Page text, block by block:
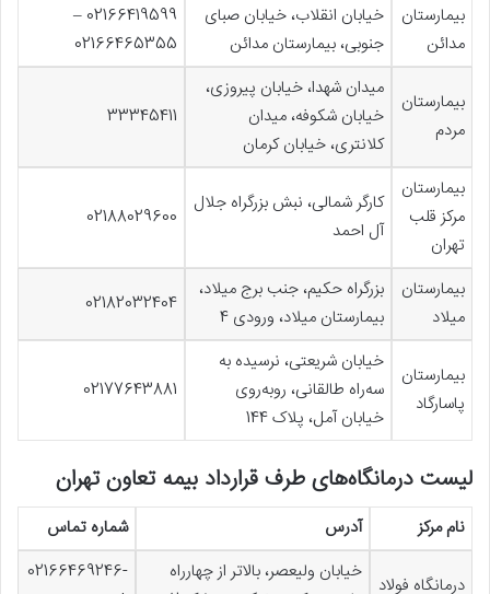
بیمارستان
مدائن
خیابان انقلاب، خیابان صبای
جنوبی، بیمارستان مدائن
02166419599 –
02166465355
بیمارستان
مردم
میدان شهدا، خیابان پیروزی،
خیابان شکوفه، میدان
کلانتری، خیابان کرمان
33345411
بیمارستان
مرکز قلب
تهران
کارگر شمالی، نبش بزرگراه جلال
آل احمد
02188029600
بیمارستان
میلاد
بزرگراه حکیم، جنب برج میلاد،
بیمارستان میلاد، ورودی 4
02182032404
بیمارستان
پاسارگاد
خیابان شریعتی، نرسیده به
سه‌راه طالقانی، روبه‌روی
خیابان آمل، پلاک 144
02177643881
لیست درمانگاه‌های طرف قرارداد بیمه تعاون تهران
نام مرکز آدرس شماره تماس
درمانگاه فولاد
خیابان ولیعصر، بالاتر از چهارراه
02166469246-